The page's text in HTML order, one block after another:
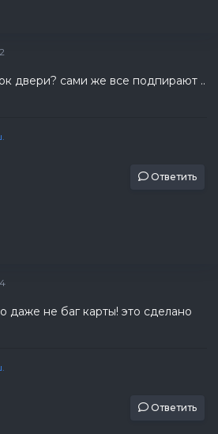
двери? сами же все подпирают ..
Ответить
даже не баг карты! это сделано
Ответить